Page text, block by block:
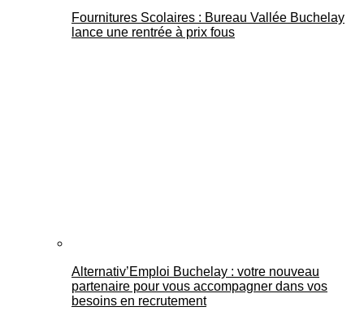
Fournitures Scolaires : Bureau Vallée Buchelay
lance une rentrée à prix fous
Alternativ’Emploi Buchelay : votre nouveau
partenaire pour vous accompagner dans vos
besoins en recrutement